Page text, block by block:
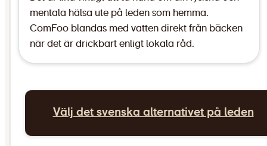
mentala hälsa ute på leden som hemma.
ComFoo blandas med vatten direkt från bäcken
när det är drickbart enligt lokala råd.
Välj det svenska alternativet på leden